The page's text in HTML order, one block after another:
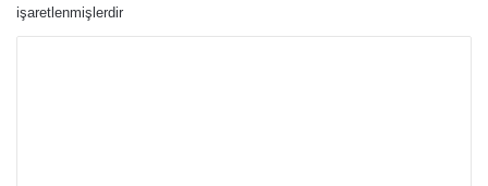
işaretlenmişlerdir